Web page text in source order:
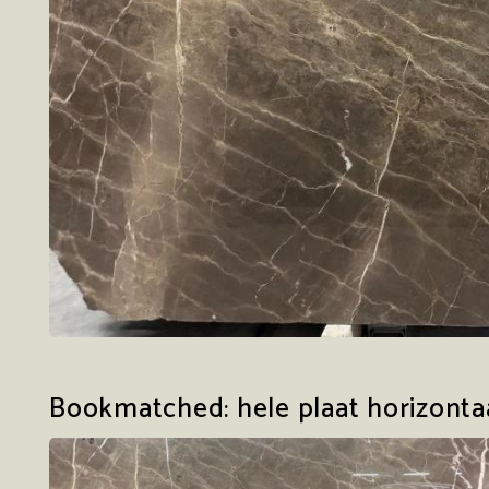
Bookmatched: hele plaat